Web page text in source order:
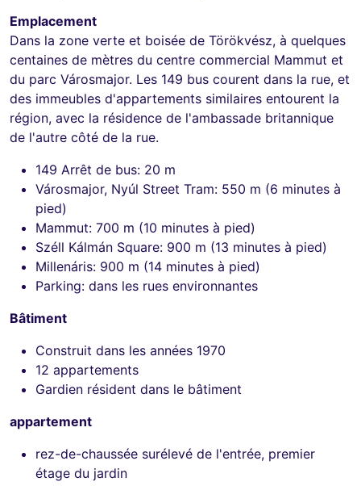
Emplacement
Dans la zone verte et boisée de Törökvész, à quelques
centaines de mètres du centre commercial Mammut et
du parc Városmajor. Les 149 bus courent dans la rue, et
des immeubles d'appartements similaires entourent la
région, avec la résidence de l'ambassade britannique
de l'autre côté de la rue.
149 Arrêt de bus: 20 m
Városmajor, Nyúl Street Tram: 550 m (6 minutes à
pied)
Mammut: 700 m (10 minutes à pied)
Széll Kálmán Square: 900 m (13 minutes à pied)
Millenáris: 900 m (14 minutes à pied)
Parking: dans les rues environnantes
Bâtiment
Construit dans les années 1970
12 appartements
Gardien résident dans le bâtiment
appartement
rez-de-chaussée surélevé de l'entrée, premier
étage du jardin